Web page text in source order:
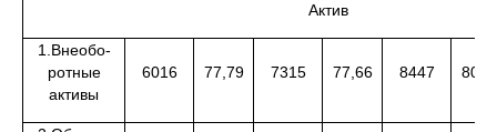
Актив
1.Внеобо-
ротные
активы
6016 77,79 7315 77,66 8447